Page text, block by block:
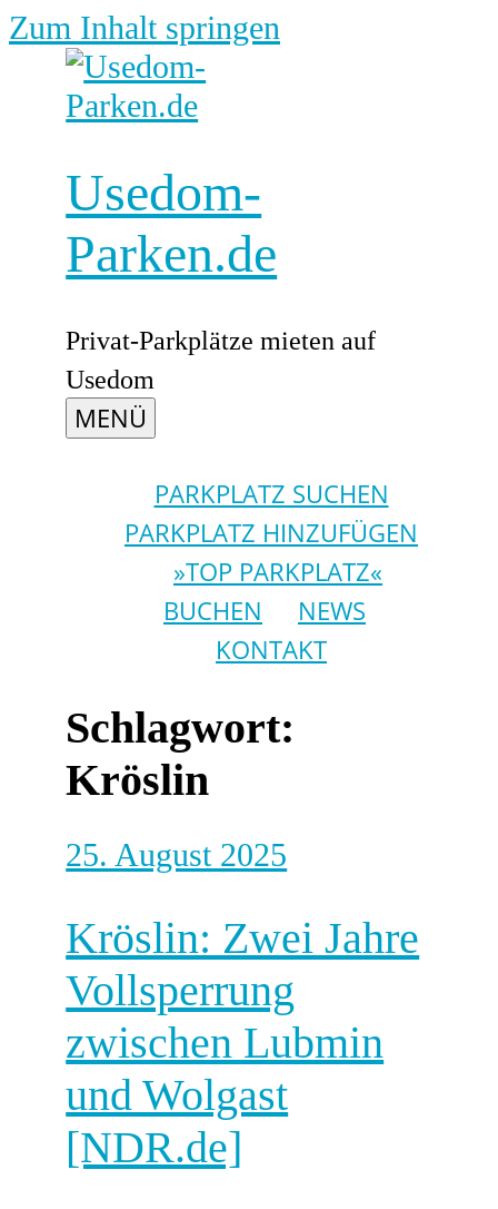
Zum Inhalt springen
Usedom-
Parken.de
Privat-Parkplätze mieten auf
Usedom
MENÜ
PARKPLATZ SUCHEN
PARKPLATZ HINZUFÜGEN
»TOP PARKPLATZ«
BUCHEN
NEWS
KONTAKT
Schlagwort:
Kröslin
25. August 2025
Kröslin: Zwei Jahre
Vollsperrung
zwischen Lubmin
und Wolgast
[NDR.de]